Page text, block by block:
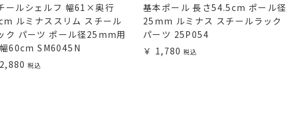
ールシェルフ 幅61×奥行
ルミナススリム スチール
ク パーツ ポール径25mm用
60cm SM6045N
基本ポール 長さ54.5cm ポール径
25mm ルミナス スチールラック
パーツ 25P054
1,780